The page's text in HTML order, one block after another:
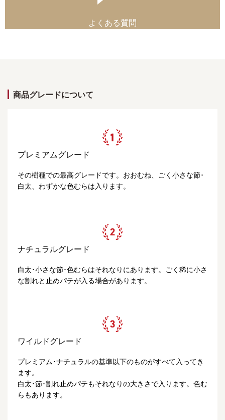
よくある質問
商品グレードについて
プレミアムグレード
その樹種での最高グレードです。おおむね、ごく小さな節･
白太、わずかな色むらは入ります。
ナチュラルグレード
白太･小さな節･色むらはそれなりにあります。ごく稀に小さ
な割れと止めパテが入る場合があります。
ワイルドグレード
プレミアム･ナチュラルの基準以下のものがすべて入ってき
ます。
白太･節･割れ止めパテもそれなりの大きさで入ります。色む
らもあります。